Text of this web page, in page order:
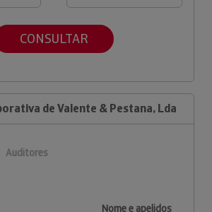
CONSULTAR
de Valente & Pestana, Lda
Auditores
Nome e apelidos